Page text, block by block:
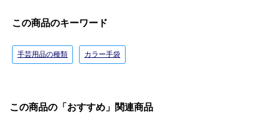
この商品のキーワード
手芸用品の種類 カラー手袋
この商品の「おすすめ」関連商品